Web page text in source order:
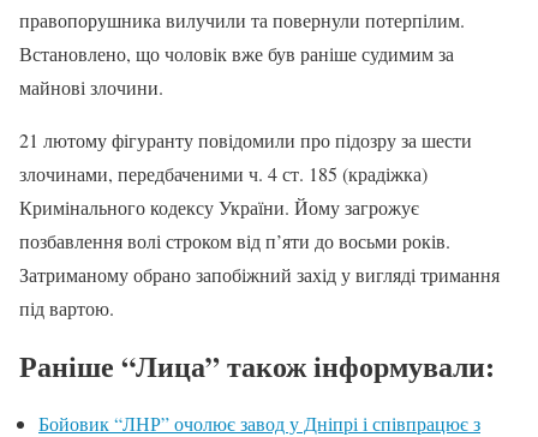
правопорушника вилучили та повернули потерпілим.
Встановлено, що чоловік вже був раніше судимим за
майнові злочини.
21 лютому фігуранту повідомили про підозру за шести
злочинами, передбаченими ч. 4 ст. 185 (крадіжка)
Кримінального кодексу України. Йому загрожує
позбавлення волі строком від п’яти до восьми років.
Затриманому обрано запобіжний захід у вигляді тримання
під вартою.
Раніше “Лица” також інформували:
Бойовик “ЛНР” очолює завод у Дніпрі і співпрацює з